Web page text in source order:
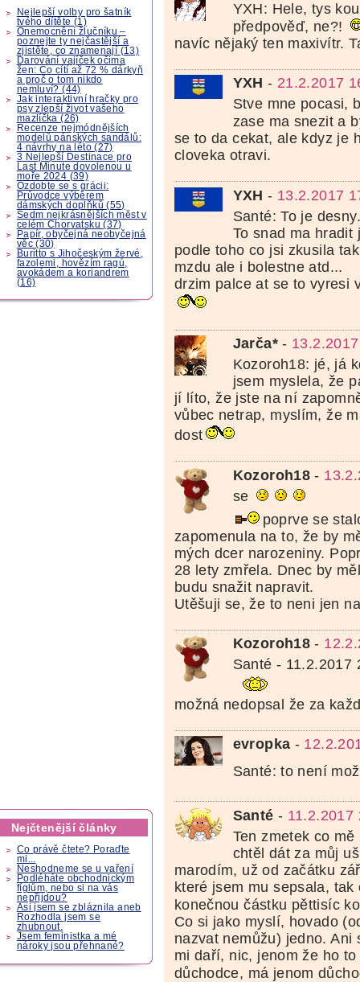
Nejlepší volby pro šatník
tvého dítěte (1)
Onemocnění žlučníku –
poznejte ty nejčastější a
zjistěte, co znamenají (13)
Darování vajíček očima
žen: Co cítí až 72 % dárkyň
a proč o tom nikdo
nemluví? (44)
Jak interaktivní hračky pro
psy zlepší život vašeho
mazlíčka (26)
Recenze nejmódnějších
modelů pánských sandálů:
4 návrhy na léto (27)
3 Nejlepší Destinace pro
Last Minute dovolenou u
moře 2024 (39)
Ozdobte se s grácii:
Průvodce výběrem
dámských doplňků (55)
Sedm nejkrásnějších měst v
celém Chorvatsku (37)
Papír, obyčejná neobyčejná
věc (30)
Buritto s Jihočeským žervé,
fazolemi, hovězím ragú,
avokádem a koriandrem
(16)
Nejčtenější články
Co právě čtete? Poraďte
mi...
Neshodneme se u vaření
Podléháte obchodnickým
fíglům, nebo si na vás
nepřijdou?
Asi jsem se zbláznila aneb
Rozhodla jsem se
zhubnout.
Jsem feministka a mé
nároky jsou přehnané?
YXH: Hele, tys
předpověď, ne?!
navíc nějaký ten maxivítr.
YXH - 21.2.2017
Stve mne pocasi,
zase ma snezit a
se to da cekat, ale kdyz je
cloveka otravi.
YXH - 13.2.2017
Santé: To je
To snad ma hradit
podle toho co jsi zkusila
mzdu ale i bolestne atd...
drzim palce at se to vyresi
Jarča*-
Kozoroh18: jé, já
jsem myslela, že
jí líto, že jste na ní
vůbec netrap, myslím, že
dost
Kozoroh18 -
se
poprve se
zapomenula na to, že by
mých dcer narozeniny.
28 lety zmřela. Dnec by
budu snažit napravit.
Utěšuji se, že to neni jen
Kozoroh18 -
Santé - 11.2.2017
možná nedopsal že za
evropka -
Santé: to není
Santé - 11.2.2017
Ten zmetek co
chtěl dát za můj
marodím, už od začátku
které jsem mu sepsala,
konečnou částku pěttisíc
Co si jako myslí, hovado
nazvat nemůžu) jedno. Ani
mi daří, nic, jenom že ho
důchodce, má jenom